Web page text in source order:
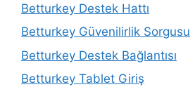
Betturkey Destek Hattı
Betturkey Güvenilirlik Sorgusu
Betturkey Destek Bağlantısı
Betturkey Tablet Giriş